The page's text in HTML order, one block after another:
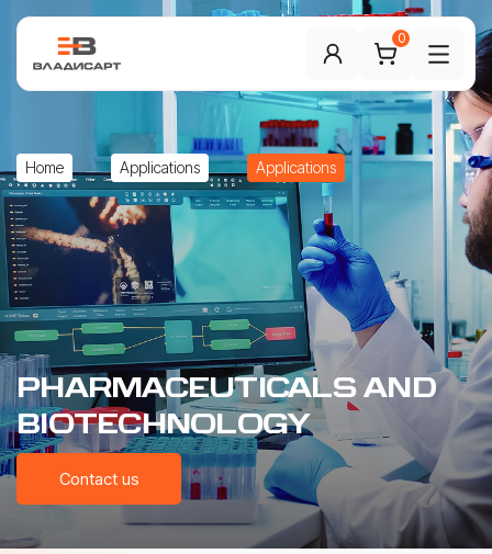
0
Home Applications Applications
PHARMACEUTICALS AND
BIOTECHNOLOGY
Contact us